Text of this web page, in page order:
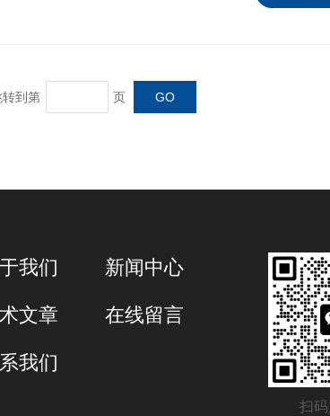
到第 页
扫
我们 新闻中心
文章 在线留言
我们